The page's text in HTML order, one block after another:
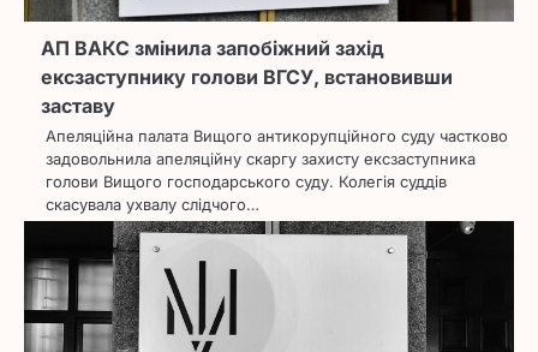
АП ВАКС змінила запобіжний захід
ексзаступнику голови ВГСУ, встановивши
заставу
Апеляційна палата Вищого антикорупційного суду частково
задовольнила апеляційну скаргу захисту ексзаступника
голови Вищого господарського суду. Колегія суддів
скасувала ухвалу слідчого…